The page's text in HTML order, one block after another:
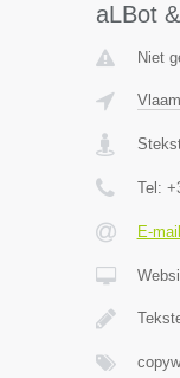
aLBot
Niet
Tel:
E-